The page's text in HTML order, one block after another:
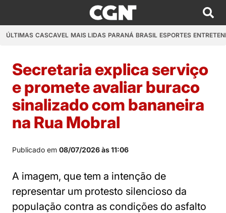
ÚLTIMAS CASCAVEL MAIS LIDAS PARANÁ BRASIL ESPORTES
Secretaria explica serviço
e promete avaliar buraco
sinalizado com bananeira
na Rua Mobral
Publicado em 08/07/2026 às 11:06
A imagem, que tem a intenção de
representar um protesto silencioso da
população contra as condições do asfalto